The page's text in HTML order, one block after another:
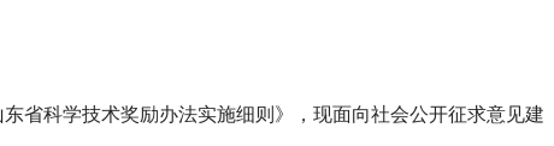
省科学技术奖励办法实施细则》，现面向社会公开征求意见建